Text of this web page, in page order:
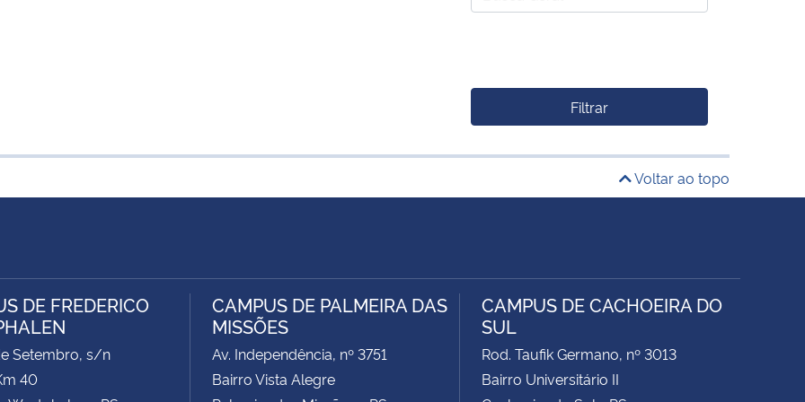
Filtrar
Voltar ao topo
DE FREDERICO
Setembro, s/n
40
CAMPUS DE PALMEIRA DAS
MISSÕES
Av. Independência, nº 3751
Bairro Vista Alegre
CAMPUS DE CACHOEIRA DO
SUL
Rod. Taufik Germano, nº 3013
Bairro Universitário II